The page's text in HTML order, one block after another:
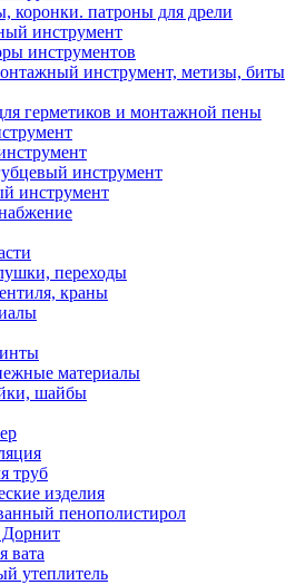
коронки. патроны для дрели
инструмент
инструментов
инструмент, метизы, биты
герметиков и монтажной пены
инструмент
инструмент
переходы
краны
материалы
шайбы
труб
изделия
пенополистирол
Дорнит
вата
утеплитель